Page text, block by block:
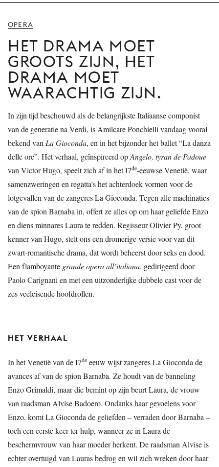
OPERA
HET DRAMA MOET
GROOTS ZIJN, HET
DRAMA MOET
WAARACHTIG ZIJN.
In zijn tijd beschouwd als de belangrijkste Italiaanse componist
van de generatie na Verdi, is Amilcare Ponchielli vandaag vooral
bekend van LaGioconda, en in het bijzonder het ballet “La danza
delle ore”. Het verhaal, geïnspireerd opAngelo, tyran de Padoue
van Victor Hugo, speelt zich af in het 17de-eeuwse Venetië, waar
samenzweringen en regatta’s het achterdoek vormen voor de
lotgevallen van de zangeres La Gioconda. Tegen alle machinaties
van de spion Barnaba in, offert ze alles op om haar geliefde Enzo
en diens minnares Laura te redden. Regisseur Olivier Py, groot
kenner van Hugo, stelt ons een dromerige versie voor van dit
zwart-romantische drama, dat wordt beheerst door seks en dood.
Een flamboyante grande opera all’italiana, gedirigeerd door
Paolo Carignani en met een uitzonderlijke dubbele cast voor de
zes veeleisende hoofdrollen.
HET VERHAAL
In het Venetië van de 17de eeuw wijst zangeres La Gioconda de
avances af van de spion Barnaba. Ze houdt van de banneling
Enzo Grimaldi, maar die bemint op zijn beurt Laura, de vrouw
van raadsman Alvise Badoero. Ondanks haar gevoelens voor
Enzo, komt La Gioconda de geliefden – verraden door Barnaba –
toch een eerste keer ter hulp, wanneer ze in Laura de
beschermvrouw van haar moeder herkent. De raadsman Alvise is
echter overtuigd van Lauras bedrog en wil zich wreken door haar